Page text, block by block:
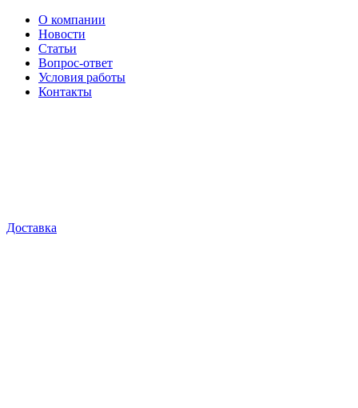
О компании
Новости
Статьи
Вопрос-ответ
Условия работы
Контакты
Доставка